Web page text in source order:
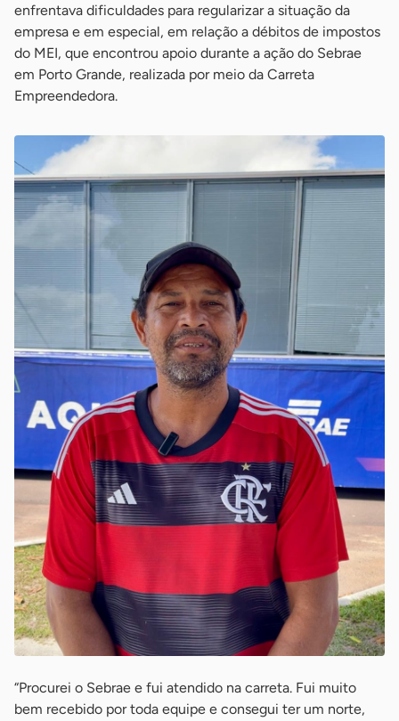
enfrentava dificuldades para regularizar a situação da
empresa e em especial, em relação a débitos de impostos
do MEI, que encontrou apoio durante a ação do Sebrae
em Porto Grande, realizada por meio da Carreta
Empreendedora.
“Procurei o Sebrae e fui atendido na carreta. Fui muito
bem recebido por toda equipe e consegui ter um norte,